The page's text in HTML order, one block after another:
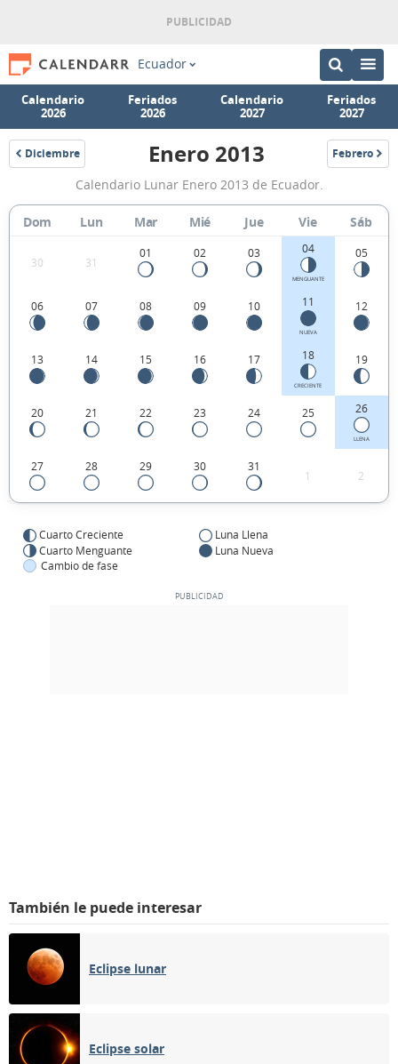
Ecuador
Calendario
2026
Feriados
2026
Calendario
2027
Feriados
2027
Diciembre
2012
Calendario
Lunar
Enero
2013
de
Ecuador.
Enero 2013 Febrero
2013
Calendario Lunar Enero 2013 de Ecuador.
Dom Lun Mar Mié Jue Vie Sáb
30 31
01 02 03 04
MENGUANTE
05
06 07 08 09 10 11
NUEVA
12
13 14 15 16 17 18
CRECIENTE
19
20 21 22 23 24 25 26
LLENA
27 28 29 30 31
1 2
Cuarto Creciente
Luna Llena
Cuarto Menguante
Luna Nueva
Cambio de fase
También le puede interesar
Eclipse lunar
Eclipse solar